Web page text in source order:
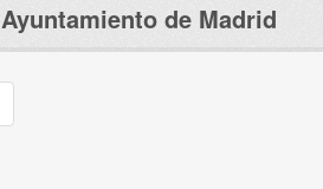
Ayuntamiento de Madrid